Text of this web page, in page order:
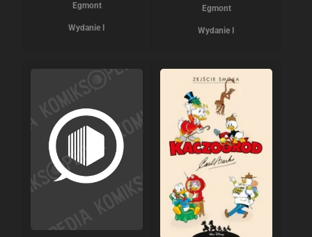
Egmont
Wydanie I
Egmont
Wydanie I